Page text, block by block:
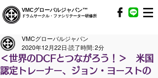
VMCグローバルジャパン™
ドラムサークル・ファシリテーター研修所
＜世界のDCFとつながろう！＞ 米国
認定トレーナー、ジョン・ヨーストの
VMCグローバルジャパン
2020年12月22日 読了時間: 2分